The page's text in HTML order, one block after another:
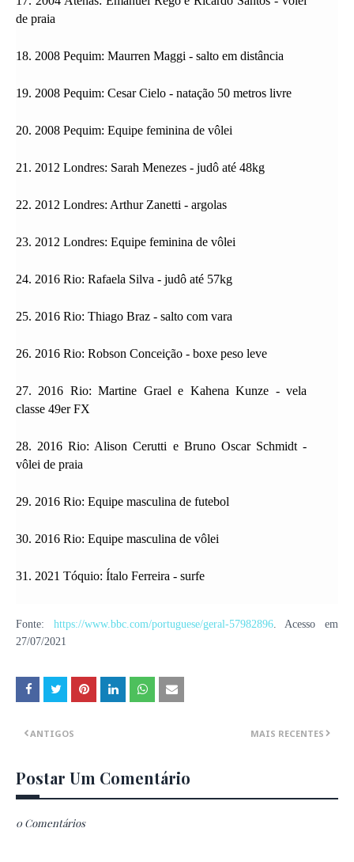
de praia
18. 2008 Pequim: Maurren Maggi - salto em distância
19. 2008 Pequim: Cesar Cielo - natação 50 metros livre
20. 2008 Pequim: Equipe feminina de vôlei
21. 2012 Londres: Sarah Menezes - judô até 48kg
22. 2012 Londres: Arthur Zanetti - argolas
23. 2012 Londres: Equipe feminina de vôlei
24. 2016 Rio: Rafaela Silva - judô até 57kg
25. 2016 Rio: Thiago Braz - salto com vara
26. 2016 Rio: Robson Conceição - boxe peso leve
27. 2016 Rio: Martine Grael e Kahena Kunze - vela
classe 49er FX
28. 2016 Rio: Alison Cerutti e Bruno Oscar Schmidt -
vôlei de praia
29. 2016 Rio: Equipe masculina de futebol
30. 2016 Rio: Equipe masculina de vôlei
31. 2021 Tóquio: Ítalo Ferreira - surfe
Fonte: https://www.bbc.com/portuguese/geral-57982896. Acesso em
27/07/2021
MAIS RECENTES
ANTIGOS
Postar Um Comentário
0 Comentários